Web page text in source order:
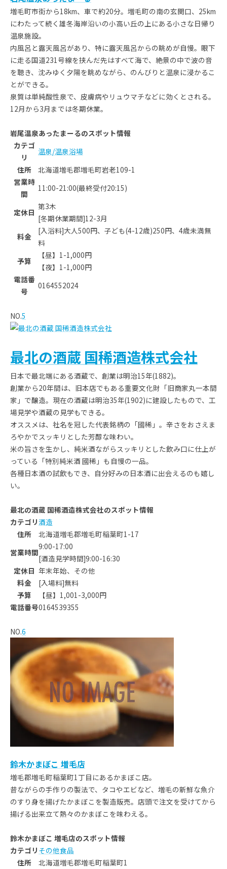
増毛町市街から18km、車で約20分。増毛町の南の玄関口、25km
にわたって続く雄冬海岸沿いの小高い丘の上にある小さな日帰り
温泉施設。
内風呂と露天風呂があり、特に露天風呂からの眺めが自慢。眼下
に走る国道231号線を挟んだ先はすべて海で、絶景の中で波の音
を聴き、沈みゆく夕陽を眺めながら、のんびりと温泉に浸かるこ
とができる。
泉質は単純酸性泉で、皮膚病やリュウマチなどに効くとされる。
12月から3月までは冬期休業。
岩尾温泉あったまーるのスポット情報
カテゴ
リ
温泉/温泉浴場
住所
北海道増毛郡増毛町岩老109-1
営業時
間
11:00-21:00(最終受付20:15)
定休日
第3木
[冬期休業期間]12-3月
料金
[入浴料]大人500円、子ども(4-12歳)250円、4歳未満無
料
予算
【昼】1-1,000円
【夜】1-1,000円
電話番
号
0164552024
NO.5
最北の酒蔵 国稀酒造株式会社
日本で最北端にある酒蔵で、創業は明治15年(1882)。
創業から20年間は、旧本店でもある重要文化財「旧商家丸一本間
家」で醸造。現在の酒蔵は明治35年(1902)に建設したもので、工
場見学や酒蔵の見学もできる。
オススメは、社名を冠した代表銘柄の「國稀」。辛さをおさえま
ろやかでスッキリとした芳醇な味わい。
米の旨さを生かし、純米酒ながらスッキリとした飲み口に仕上が
っている「特別純米酒 國稀」も自慢の一品。
各種日本酒の試飲もでき、自分好みの日本酒に出会えるのも嬉し
い。
最北の酒蔵 国稀酒造株式会社のスポット情報
カテゴリ 酒造
住所
北海道増毛郡増毛町稲葉町1-17
営業時間
9:00-17:00
[酒造見学時間]9:00-16:30
定休日 年末年始、その他
料金
[入場料]無料
予算
【昼】1,001-3,000円
電話番号0164539355
NO.6
鈴木かまぼこ 増毛店
増毛郡増毛町稲葉町1丁目にあるかまぼこ店。
昔ながらの手作りの製法で、タコやエビなど、増毛の新鮮な魚介
のすり身を揚げたかまぼこを製造販売。店頭で注文を受けてから
揚げる出来立て熱々のかまぼこを味わえる。
鈴木かまぼこ 増毛店のスポット情報
カテゴリ その他食品
住所
北海道増毛郡増毛町稲葉町1